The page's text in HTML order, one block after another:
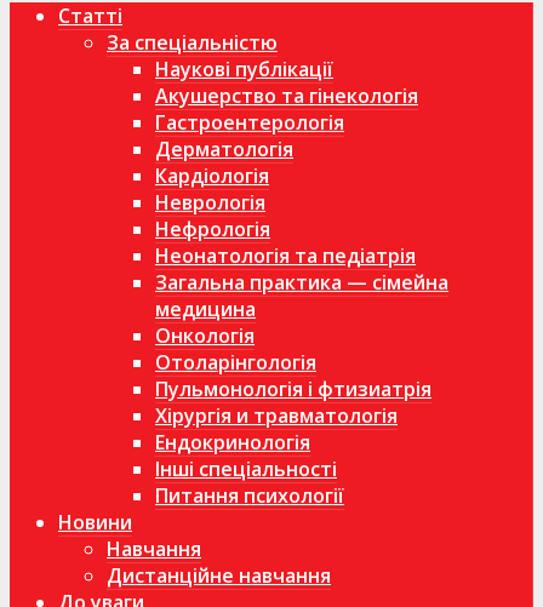
Статті
За спеціальністю
Наукові публікації
Акушерство та гінекологія
Гастроентерологія
Дерматологія
Кардіологія
Неврологія
Нефрологія
Неонатологія та педіатрія
Загальна практика — сімейна
медицина
Онкологія
Отоларінгологія
Пульмонологія і фтизиатрія
Хірургія и травматологія
Ендокринологія
Інші спеціальності
Питання психології
Новини
Навчання
Дистанційне навчання
До уваги